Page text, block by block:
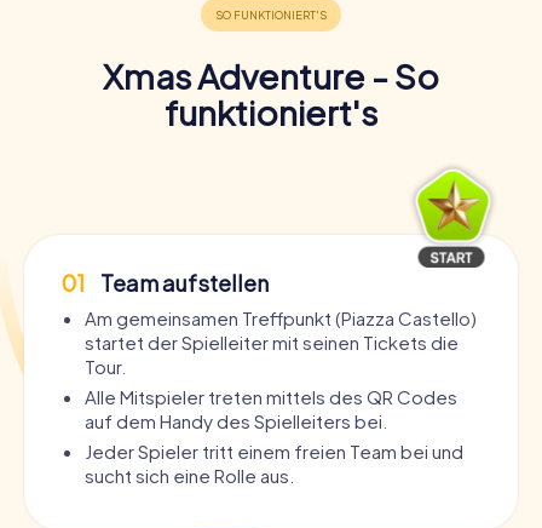
Xmas Adventure - So
funktioniert's
01 Team aufstellen
Am gemeinsamen Treffpunkt (Piazza Castello)
startet der Spielleiter mit seinen Tickets die
Tour.
Alle Mitspieler treten mittels des QR Codes
auf dem Handy des Spielleiters bei.
Jeder Spieler tritt einem freien Team bei und
sucht sich eine Rolle aus.